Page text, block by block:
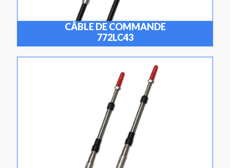
CÂBLE DE COMMANDE
772LC43